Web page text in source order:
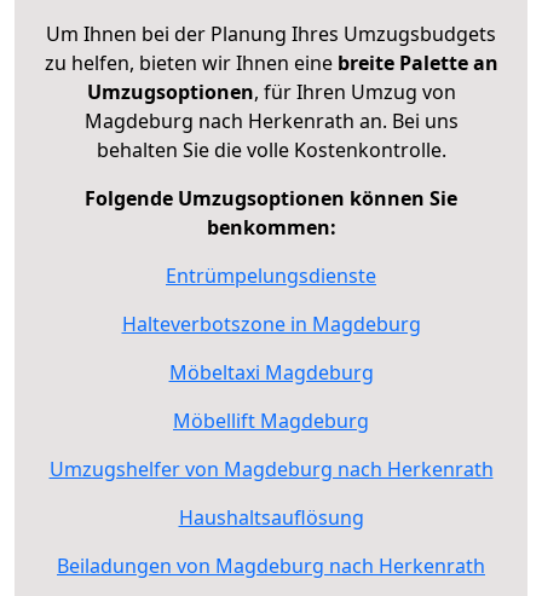
Um Ihnen bei der Planung Ihres Umzugsbudgets
zu helfen, bieten wir Ihnen eine breite Palette an
Umzugsoptionen, für Ihren Umzug von
Magdeburg nach Herkenrath an. Bei uns
behalten Sie die volle Kostenkontrolle.
Folgende Umzugsoptionen können Sie
benkommen:
Entrümpelungsdienste
Halteverbotszone in Magdeburg
Möbeltaxi Magdeburg
Möbellift Magdeburg
Umzugshelfer von Magdeburg nach Herkenrath
Haushaltsauflösung
Beiladungen von Magdeburg nach Herkenrath